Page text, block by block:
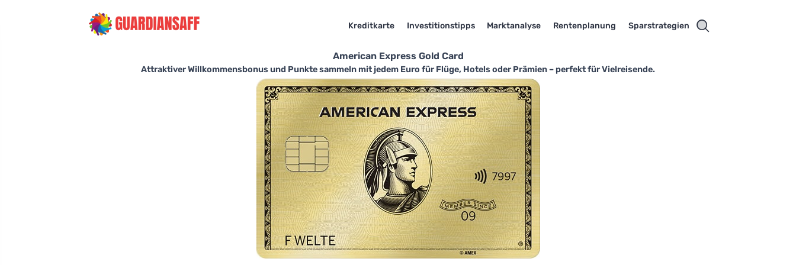
Kreditkarte Investitionstipps Marktanalyse Rentenplanung Sparstrategien
American Express Gold Card
Attraktiver Willkommensbonus und Punkte sammeln mit jedem Euro für Flüge, Hotels oder Prämien – perfekt für Vielreisende.